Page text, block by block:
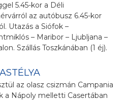
5.45-kor a Déli
az autóbusz 6.45-kor
Utazás a Siófok –
– Maribor – Ljubljana –
Szállás Toszkánában (1 éj).
az olasz csizmán Campania
a Nápoly melletti Casertában